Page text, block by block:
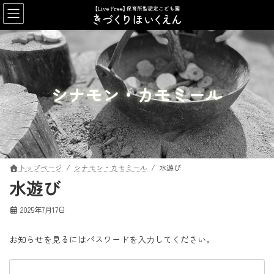
コ
ン
テ
ン
ツ
へ
ス
キ
ッ
プ
ナ
ビ
ゲ
ー
シ
ョ
ン
に
移
動
シナモン・カモミール
トップページ シナモン・カモミール 水遊び
水遊び
2025年7月17日
お知らせを見るにはパスワードを入力してください。